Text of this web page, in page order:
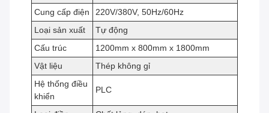
Cung cấp điện
220V/380V, 50Hz/60Hz
Loại sản xuất
Tự động
Cấu trúc
1200mm x 800mm x 1800mm
Vật liệu
Thép không gỉ
Hệ thống điều
khiển
PLC